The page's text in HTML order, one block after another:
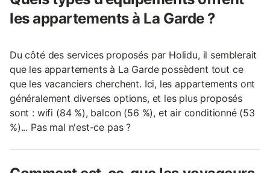
les appartements à La Garde ?
Du côté des services proposés par Holidu, il semblerait
que les appartements à La Garde possèdent tout ce
que les vacanciers cherchent. Ici, les appartements ont
généralement diverses options, et les plus proposés
sont : wifi (84 %), balcon (56 %), et air conditionné (53
%)... Pas mal n'est-ce pas ?